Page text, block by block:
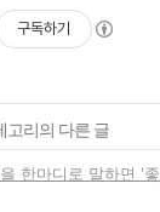
구독하기
고리의 다른 글
한마디로 말하면 '좋